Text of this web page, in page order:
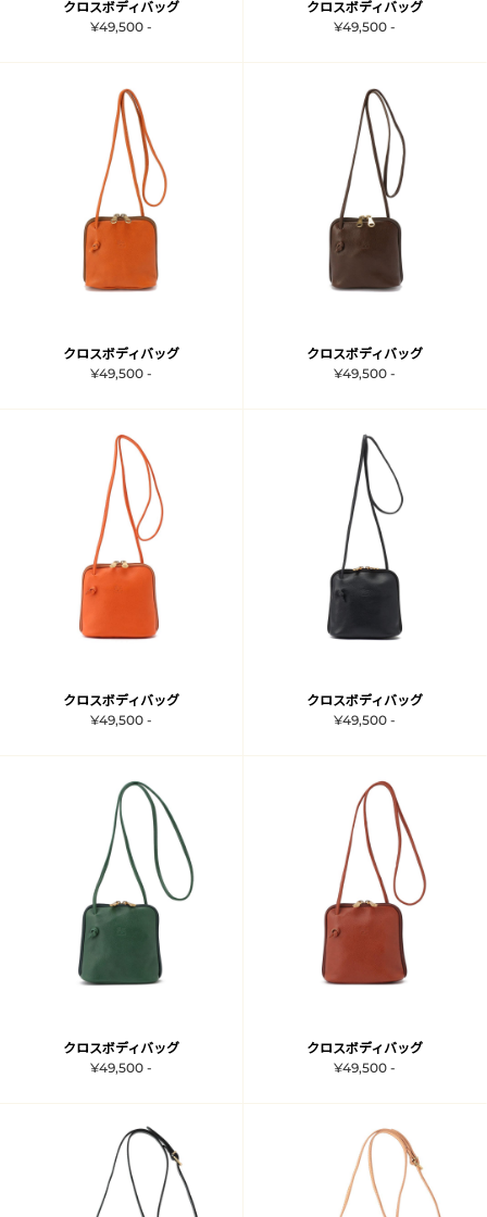
クロスボディバッグ
¥49,500 -
クロスボディバッグ
¥49,500 -
クロスボディバッグ
¥49,500 -
クロスボディバッグ
¥49,500 -
クロスボディバッグ
¥49,500 -
クロスボディバッグ
¥49,500 -
クロスボディバッグ
¥49,500 -
クロスボディバッグ
¥49,500 -